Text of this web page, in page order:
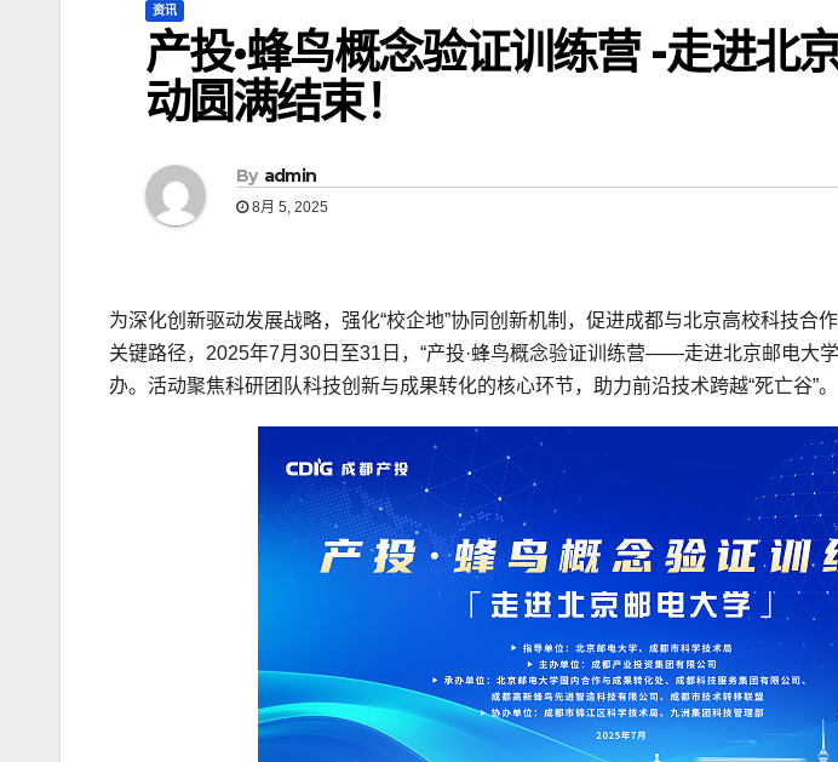
资讯
产投·蜂鸟概念验证训练营 -走进北
动圆满结束！
By admin
8月 5, 2025
为深化创新驱动发展战略，强化“校企地”协同创新机制，促进成都与北京高校科技合
关键路径，2025年7月30日至31日，“产投·蜂鸟概念验证训练营——走进北京邮电大
办。活动聚焦科研团队科技创新与成果转化的核心环节，助力前沿技术跨越“死亡谷”。